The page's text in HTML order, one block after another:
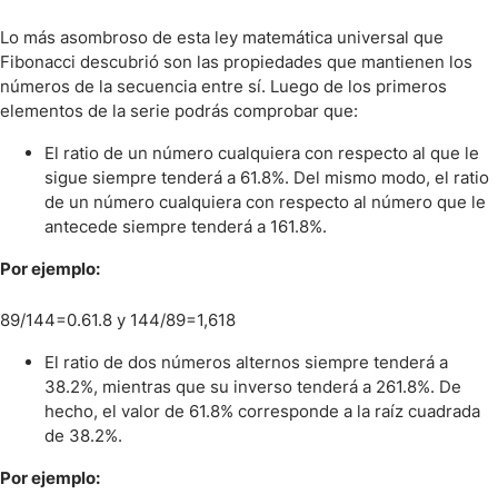
Lo más asombroso de esta ley matemática universal que
Fibonacci descubrió son las propiedades que mantienen los
números de la secuencia entre sí. Luego de los primeros
elementos de la serie podrás comprobar que:
El ratio de un número cualquiera con respecto al que le
sigue siempre tenderá a 61.8%. Del mismo modo, el ratio
de un número cualquiera con respecto al número que le
antecede siempre tenderá a 161.8%.
Por ejemplo:
89/144=0.61.8 y 144/89=1,618
El ratio de dos números alternos siempre tenderá a
38.2%, mientras que su inverso tenderá a 261.8%. De
hecho, el valor de 61.8% corresponde a la raíz cuadrada
de 38.2%.
Por ejemplo: